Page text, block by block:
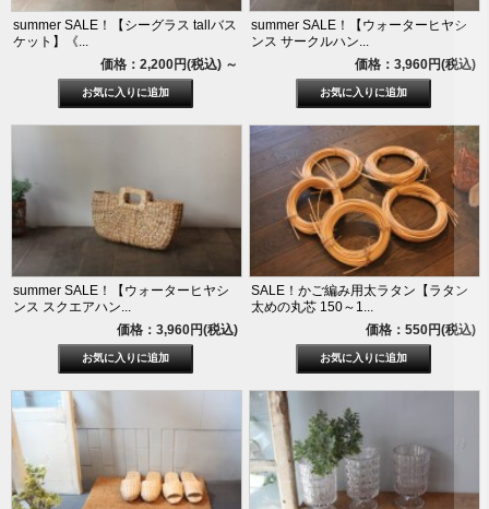
summer SALE！【シーグラス tallバス
ケット】《...
価格：2,200円(税込) ～
summer SALE！【ウォーターヒヤシ
ンス サークルハン...
価格：3,960円(税込)
summer SALE！【ウォーターヒヤシ
ンス スクエアハン...
価格：3,960円(税込)
SALE！かご編み用太ラタン【ラタン
太めの丸芯 150～1...
価格：550円(税込)